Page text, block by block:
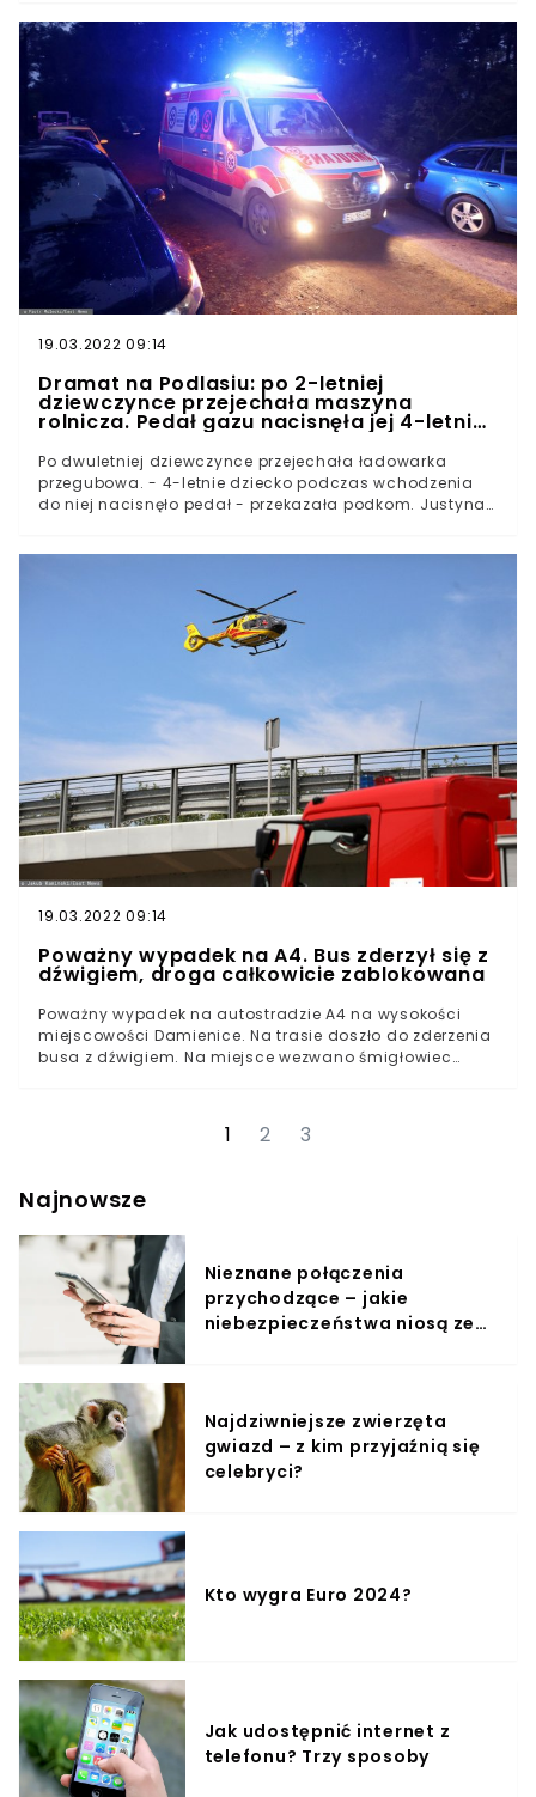
Niwiska w woj. podkarpackim. Około godziny 8 rano w
Trześni służby wezwane zostały do audi, w którego
środku siedział 23-letni kierowca. - Kolbuszowscy
policjanci wyjaśniają okoliczności wypadku -
przekazuje podkarpacka policja.
19.03.2022 09:14
Dramat na Podlasiu: po 2-letniej
dziewczynce przejechała maszyna
rolnicza. Pedał gazu nacisnęła jej 4-letnia
Po dwuletniej dziewczynce przejechała ładowarka
przegubowa. - 4-letnie dziecko podczas wchodzenia
do niej nacisnęło pedał - przekazała podkom. Justyna
Grzymały Szczepankowskie ładowarka przejechała po
dziecku, które jest przytomne - przekazała rzeczniczka
policji w Łomży.Jak przekazuje Radio Białystok, transport
dziewczynki do szpitala śmigłowcem LPR był
złych warunków atmosferycznych.
19.03.2022 09:14
Poważny wypadek na A4. Bus zderzył się z
dźwigiem, droga całkowicie zablokowana
Poważny wypadek na autostradzie A4 na wysokości
miejscowości Damienice. Na trasie doszło do zderzenia
busa z dźwigiem. Na miejsce wezwano śmigłowiec
pojeździe.– Zgłoszenie o zdarzeniu otrzymaliśmy o
dźwig. Na miejsce wysłano trzy zastępy z JRG Bochnia –
poinformował w rozmowie z redakcją wtv.pl st. kpt.
1 2 3
Najnowsze
Nieznane połączenia
przychodzące – jakie
niebezpieczeństwa niosą ze
Najdziwniejsze zwierzęta
gwiazd – z kim przyjaźnią się
celebryci?
Kto wygra Euro 2024?
Jak udostępnić internet z
telefonu? Trzy sposoby